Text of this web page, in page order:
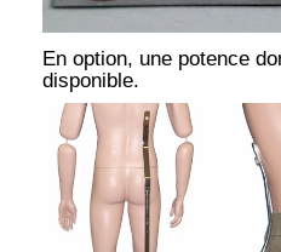
En option, une potence
disponible.